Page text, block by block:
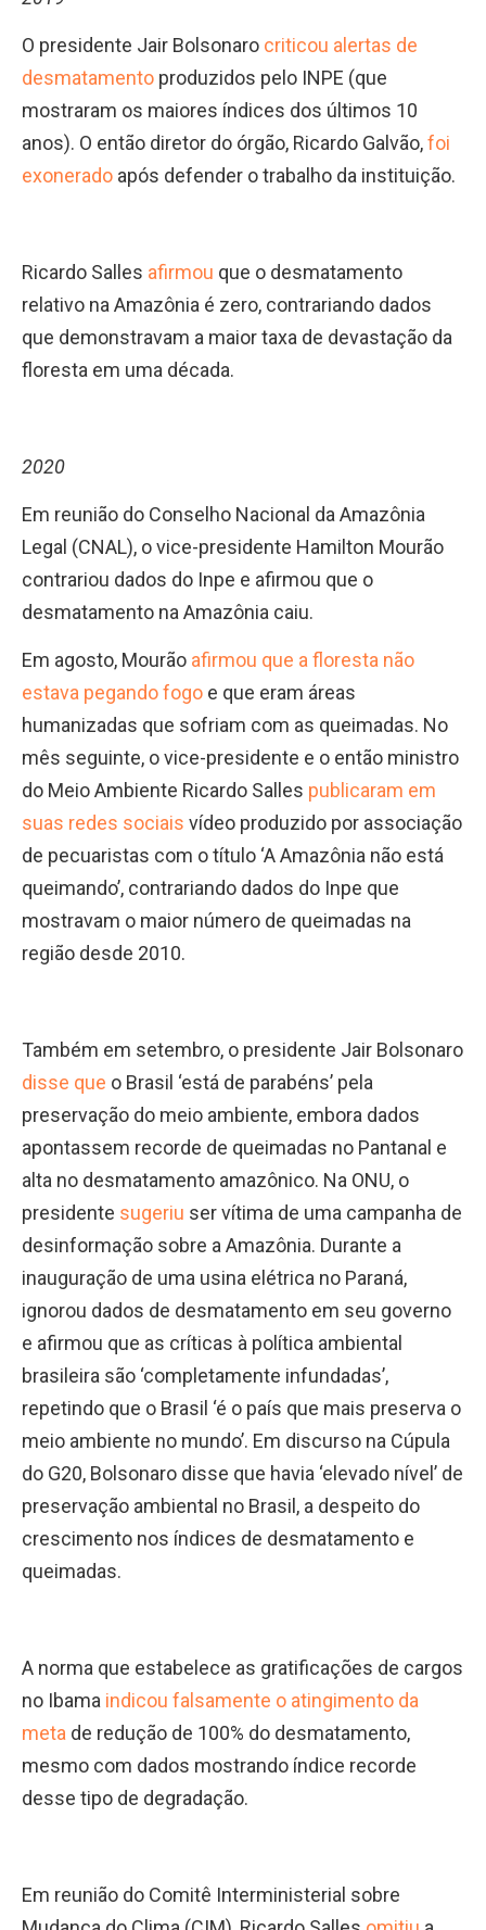
O presidente Jair Bolsonaro criticou alertas de
desmatamento produzidos pelo INPE (que
mostraram os maiores índices dos últimos 10
anos). O então diretor do órgão, Ricardo Galvão,foi
exonerado após defender o trabalho da instituição.
Ricardo Salles afirmou que o desmatamento
relativo na Amazônia é zero, contrariando dados
que demonstravam a maior taxa de devastação da
floresta em uma década.
2020
Em reunião do Conselho Nacional da Amazônia
Legal (CNAL), o vice-presidente Hamilton Mourão
contrariou dados do Inpe e afirmou que o
desmatamento na Amazônia caiu.
Em agosto, Mourão afirmou que a floresta não
estava pegando fogo e que eram áreas
humanizadas que sofriam com as queimadas. No
mês seguinte, o vice-presidente e o então ministro
do Meio Ambiente Ricardo Salles publicaram em
suas redes sociais vídeo produzido por associação
de pecuaristas com o título ‘A Amazônia não está
queimando’, contrariando dados do Inpe que
mostravam o maior número de queimadas na
região desde 2010.
Também em setembro, o presidente Jair Bolsonaro
disse que o Brasil ‘está de parabéns’ pela
preservação do meio ambiente, embora dados
apontassem recorde de queimadas no Pantanal e
alta no desmatamento amazônico. Na ONU, o
presidente sugeriu ser vítima de uma campanha de
desinformação sobre a Amazônia. Durante a
inauguração de uma usina elétrica no Paraná,
ignorou dados de desmatamento em seu governo
e afirmou que as críticas à política ambiental
brasileira são ‘completamente infundadas’,
repetindo que o Brasil ‘é o país que mais preserva o
meio ambiente no mundo’. Em discurso na Cúpula
do G20, Bolsonaro disse que havia ‘elevado nível’ de
preservação ambiental no Brasil, a despeito do
crescimento nos índices de desmatamento e
queimadas.
A norma que estabelece as gratificações de cargos
no Ibama indicou falsamente o atingimento da
meta de redução de 100% do desmatamento,
mesmo com dados mostrando índice recorde
desse tipo de degradação.
Em reunião do Comitê Interministerial sobre